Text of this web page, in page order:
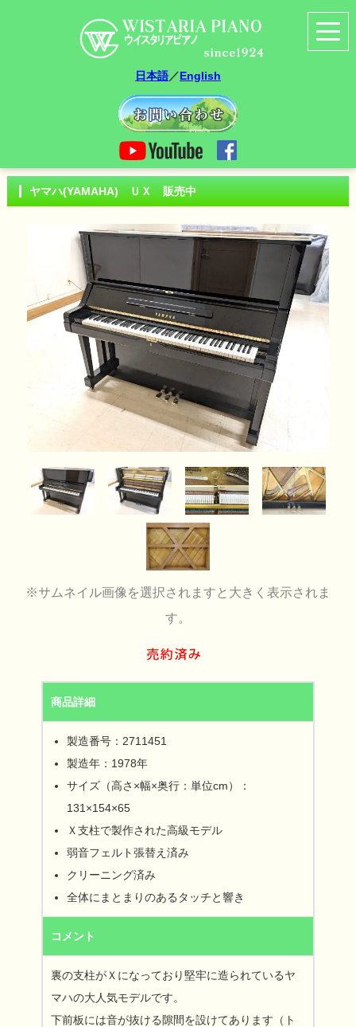
日本語／English
ヤマハ(YAMAHA) ＵＸ 販売中
※サムネイル画像を選択されますと大きく表示されま
す。
商品詳細
製造番号：2711451
製造年：1978年
サイズ（高さ×幅×奥行：単位cm）：
131×154×65
Ｘ支柱で製作された高級モデル
弱音フェルト張替え済み
クリーニング済み
全体にまとまりのあるタッチと響き
コメント
裏の支柱がＸになっており堅牢に造られているヤ
マハの大人気モデルです。
下前板には音が抜ける隙間を設けてあります（ト